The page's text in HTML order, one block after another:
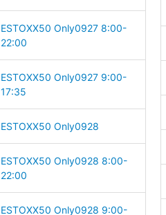
ESTOXX50 Only0927 8:00-
22:00
ESTOXX50 Only0927 9:00-
17:35
ESTOXX50 Only0928
ESTOXX50 Only0928 8:00-
22:00
ESTOXX50 Only0928 9:00-